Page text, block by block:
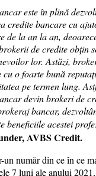
este în plină
credite bancare cu
de la an la an,
de credite obțin
lor. Astăzi,
o foarte bună
pe termen lung.
devin brokeri de
bancar,
beneficiile acestei
AVBS Credit.
un număr din ce în ce
7 luni ale anului